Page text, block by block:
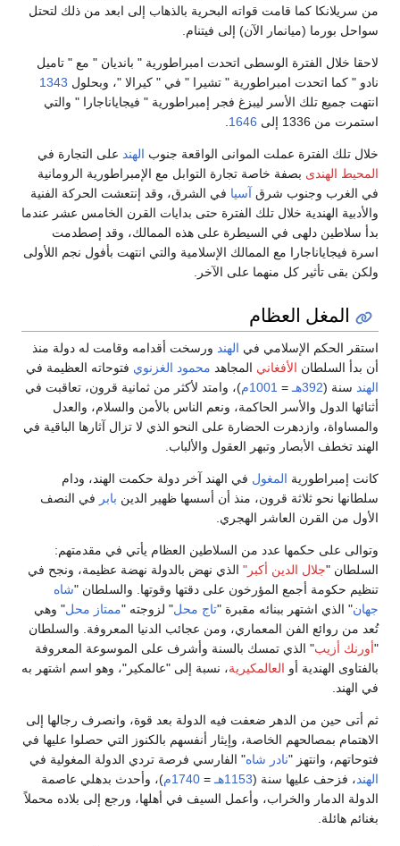
من سريلانكا كما قامت قواته البحرية بالذهاب إلى ابعد من ذلك لتحتل
سواحل بورما (ميانمار الآن) إلى فيتنام.
لاحقا خلال الفترة الوسطى اتحدت امبراطورية " بانديان " مع " تاميل
نادو " كما اتحدت امبراطورية " تشيرا " في " كيرالا "، وبحلول 1343
انتهت جميع تلك الأسر ليبزغ فجر إمبراطورية " فيجاياناجارا " والتي
استمرت من 1336 إلى
1646
.
خلال تلك الفترة عملت الموانى الواقعة جنوب الهند على التجارة في
المحيط الهندى بصفة خاصة تجارة التوابل مع الإمبراطورية الرومانية
في الغرب وجنوب شرق آسيا في الشرق، وقد إنتعشت الحركة الفنية
والأدبية الهندية خلال تلك الفترة حتى بدايات القرن الخامس عشر عندما
بدأ سلاطين دلهى في السيطرة على هذه الممالك، وقد إصطدمت
اسرة فيجاياناجارا مع الممالك الإسلامية والتي انتهت بأفول نجم اللأولى
ولكن بقى تأثير كل منهما على الآخر.
المغل العظام
استقر الحكم الإسلامي في الهند ورسخت أقدامه وقامت له دولة منذ
أن بدأ السلطان الأفغاني المجاهد محمود الغزنوي فتوحاته العظيمة في
الهند سنة (392هـ = 1001م
)، وامتد لأكثر من ثمانية قرون، تعاقبت في
أثنائها الدول والأسر الحاكمة، ونعم الناس بالأمن والسلام، والعدل
والمساواة، وازدهرت الحضارة على النحو الذي لا تزال آثارها الباقية في
الهند تخطف الأبصار وتبهر العقول والألباب.
كانت إمبراطورية المغول في الهند آخر دولة حكمت الهند، ودام
سلطانها نحو ثلاثة قرون، منذ أن أسسها ظهير الدين بابر في النصف
الأول من القرن العاشر الهجري.
وتوالى على حكمها عدد من السلاطين العظام يأتي في مقدمتهم:
السلطان "جلال الدين أكبر" الذي نهض بالدولة نهضة عظيمة، ونجح في
تنظيم حكومة أجمع المؤرخون على دقتها وقوتها. والسلطان "شاه
جهان" الذي اشتهر ببنائه مقبرة "تاج محل" لزوجته "ممتاز محل" وهي
تُعد من روائع الفن المعماري، ومن عجائب الدنيا المعروفة. والسلطان
"أورنك أزيب" الذي تمسك بالسنة وأشرف على الموسوعة المعروفة
بالفتاوى الهندية أو العالمكيرية، نسبة إلى "عالمكير"، وهو اسم اشتهر به
في الهند.
ثم أتى حين من الدهر ضعفت فيه الدولة بعد قوة، وانصرف رجالها إلى
الاهتمام بمصالحهم الخاصة، وإيثار أنفسهم بالكنوز التي حصلوا عليها في
فتوحاتهم، وانتهز "نادر شاه" الفارسي فرصة تردي الدولة المغولية في
الهند، فزحف عليها سنة (1153هـ = 1740م
)، وأحدث بدهلي عاصمة
الدولة الدمار والخراب، وأعمل السيف في أهلها، ورجع إلى بلاده محملاً
بغنائم هائلة.